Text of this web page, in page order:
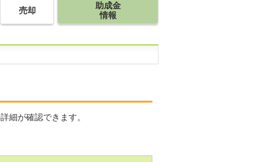
売却
助成金
情報
細が確認できます。